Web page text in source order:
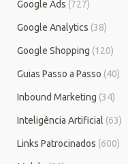
Google Ads (727)
Google Analytics (38)
Google Shopping (120)
Guias Passo a Passo (40)
Inbound Marketing (34)
Inteligência Artificial (63)
Links Patrocinados (600)